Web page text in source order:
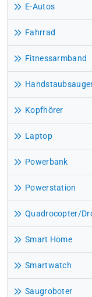
E-Autos
Fahrrad
Fitnessarmband
Kopfhörer
Laptop
Powerbank
Powerstation
Quadrocopter/
Smart Home
Smartwatch
Saugroboter